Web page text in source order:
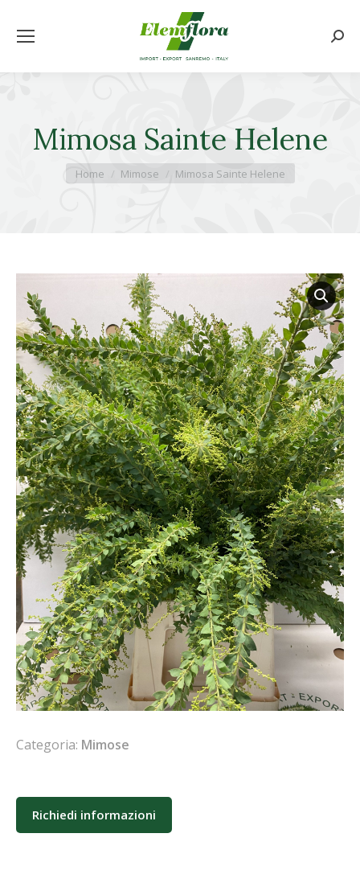
Mimosa Sainte Helene
Tu sei qui:
Home Mimose Mimosa Sainte Helene
Categoria: Mimose
Richiedi informazioni